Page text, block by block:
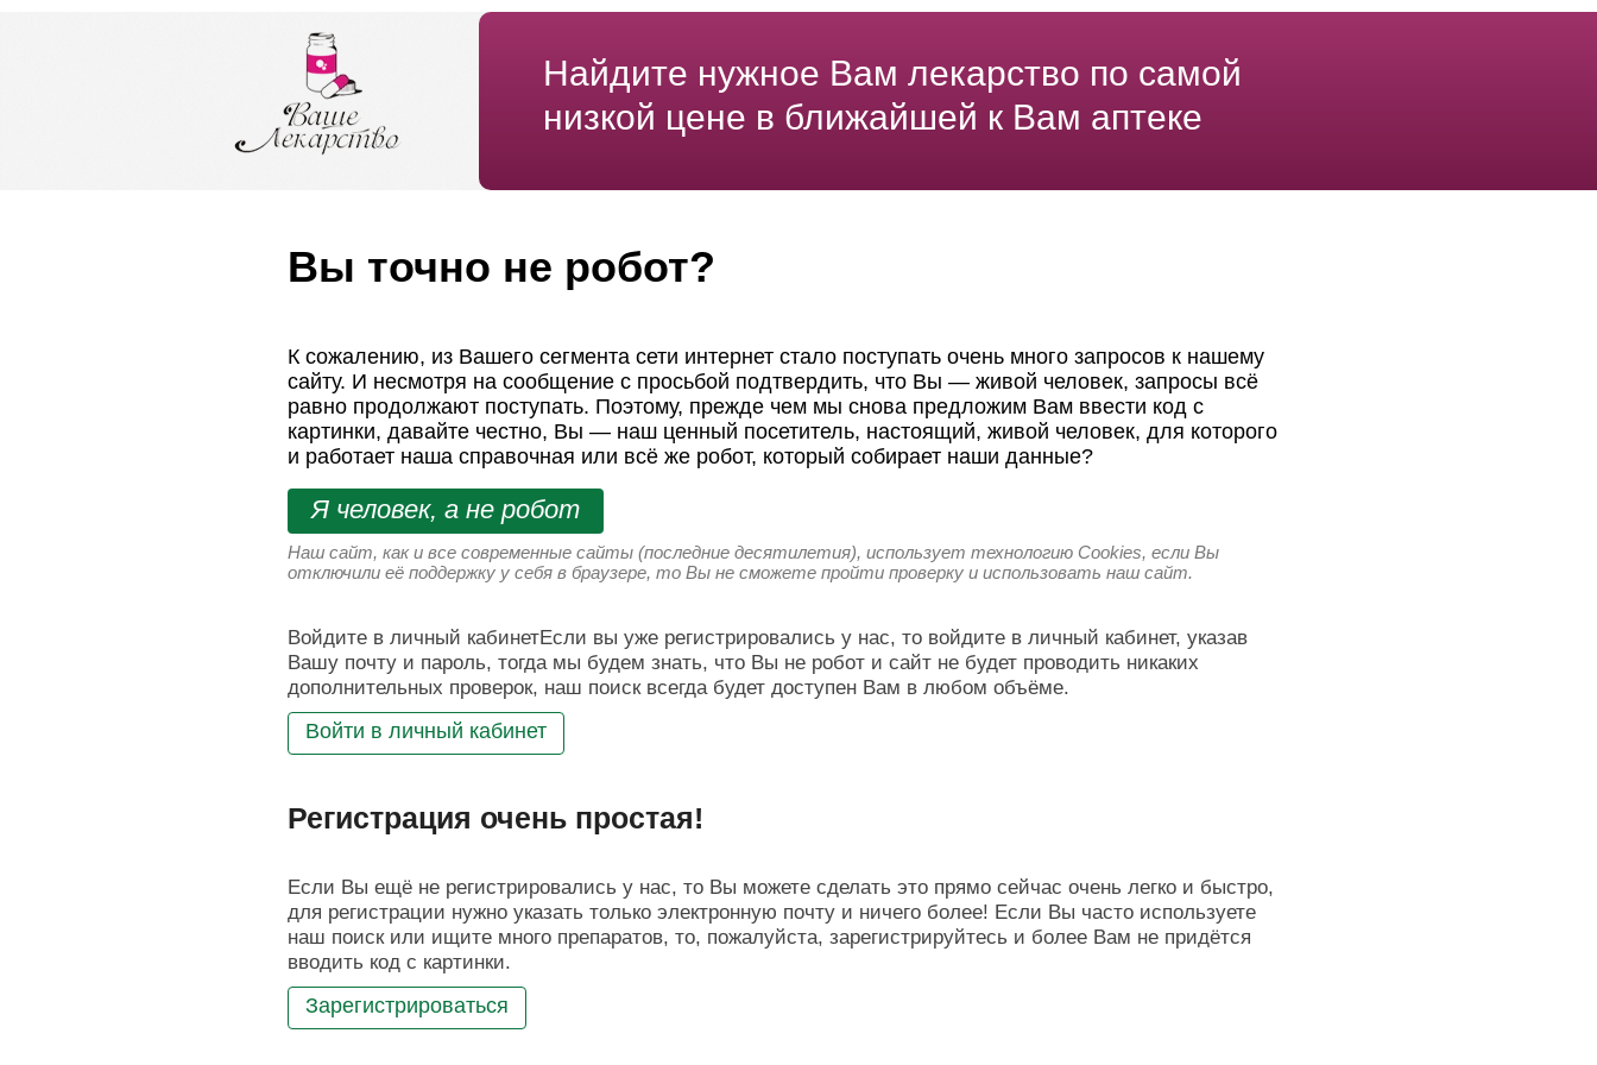
Найдите нужное Вам лекарство по самой
низкой цене в ближайшей к Вам аптеке
Вы точно не робот?
К сожалению, из Вашего сегмента сети интернет стало поступать очень много запросов к нашему
сайту. И несмотря на сообщение с просьбой подтвердить, что Вы — живой человек, запросы всё
равно продолжают поступать. Поэтому, прежде чем мы снова предложим Вам ввести код с
картинки, давайте честно, Вы — наш ценный посетитель, настоящий, живой человек, для которого
и работает наша справочная или всё же робот, который собирает наши данные?
Я человек, а не робот
Наш сайт, как и все современные сайты (последние десятилетия), использует технологию Cookies, если Вы
отключили её поддержку у себя в браузере, то Вы не сможете пройти проверку и использовать наш сайт.
Войдите в личный кабинетЕсли вы уже регистрировались у нас, то войдите в личный кабинет, указав
Вашу почту и пароль, тогда мы будем знать, что Вы не робот и сайт не будет проводить никаких
дополнительных проверок, наш поиск всегда будет доступен Вам в любом объёме.
Войти в личный кабинет
Регистрация очень простая!
Если Вы ещё не регистрировались у нас, то Вы можете сделать это прямо сейчас очень легко и быстро,
для регистрации нужно указать только электронную почту и ничего более! Если Вы часто используете
наш поиск или ищите много препаратов, то, пожалуйста, зарегистрируйтесь и более Вам не придётся
вводить код с картинки.
Зарегистрироваться